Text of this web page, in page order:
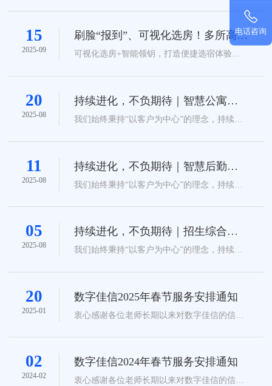
工会提案管理系统 智能钥匙柜管理系统
公司快讯
关于我们
010-61199380
15
2025-09
刷脸“报到”、可视化选房！多所高校
迎新添“智慧”，科技护航新生入学！
可视化选房+智能领钥，打造便捷选宿体验...
20
2025-08
持续进化，不负期待｜智慧公寓产
品V2.0.2版本升级速递
我们始终秉持“以客户为中心”的理念，持续优
验。...
11
2025-08
持续进化，不负期待｜智慧后勤报
修产品V2.4.1版本升级速递
我们始终秉持“以客户为中心”的理念，持续优
现向您同步V2.4.1版本（发布于7月24日）的核
力业务高效开展。...
05
2025-08
持续进化，不负期待｜招生综合管
理系统产品V3.1.0版本升级速递
我们始终秉持“以客户为中心”的理念，持续优
现向您同步V3.1.0版本（发布于7月24日）的核
力业务高效开展。...
20
2025-01
数字佳信2025年春节服务安排通知
衷心感谢各位老师长期以来对数字佳信的信赖
02
2024-02
数字佳信2024年春节服务安排通知
衷心感谢各位老师长期以来对数字佳信的信赖
电话咨询